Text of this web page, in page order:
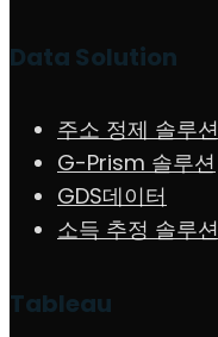
Data Solution
주소 정제 솔루션
G-Prism 솔루션
GDS데이터
소득 추정 솔루션
Tableau